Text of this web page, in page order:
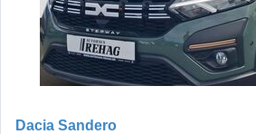
Dacia Sandero